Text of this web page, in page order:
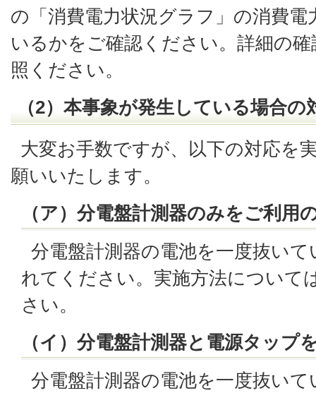
の「消費電力状況グラフ」の消費
いるかをご確認ください。詳細の確
照ください。
（2）本事象が発生している場合の
大変お手数ですが、以下の対応を
願いいたします。
（ア）分電盤計測器のみをご利用
分電盤計測器の電池を一度抜い
れてください。実施方法について
さい。
（イ）分電盤計測器と電源タップ
分電盤計測器の電池を一度抜い